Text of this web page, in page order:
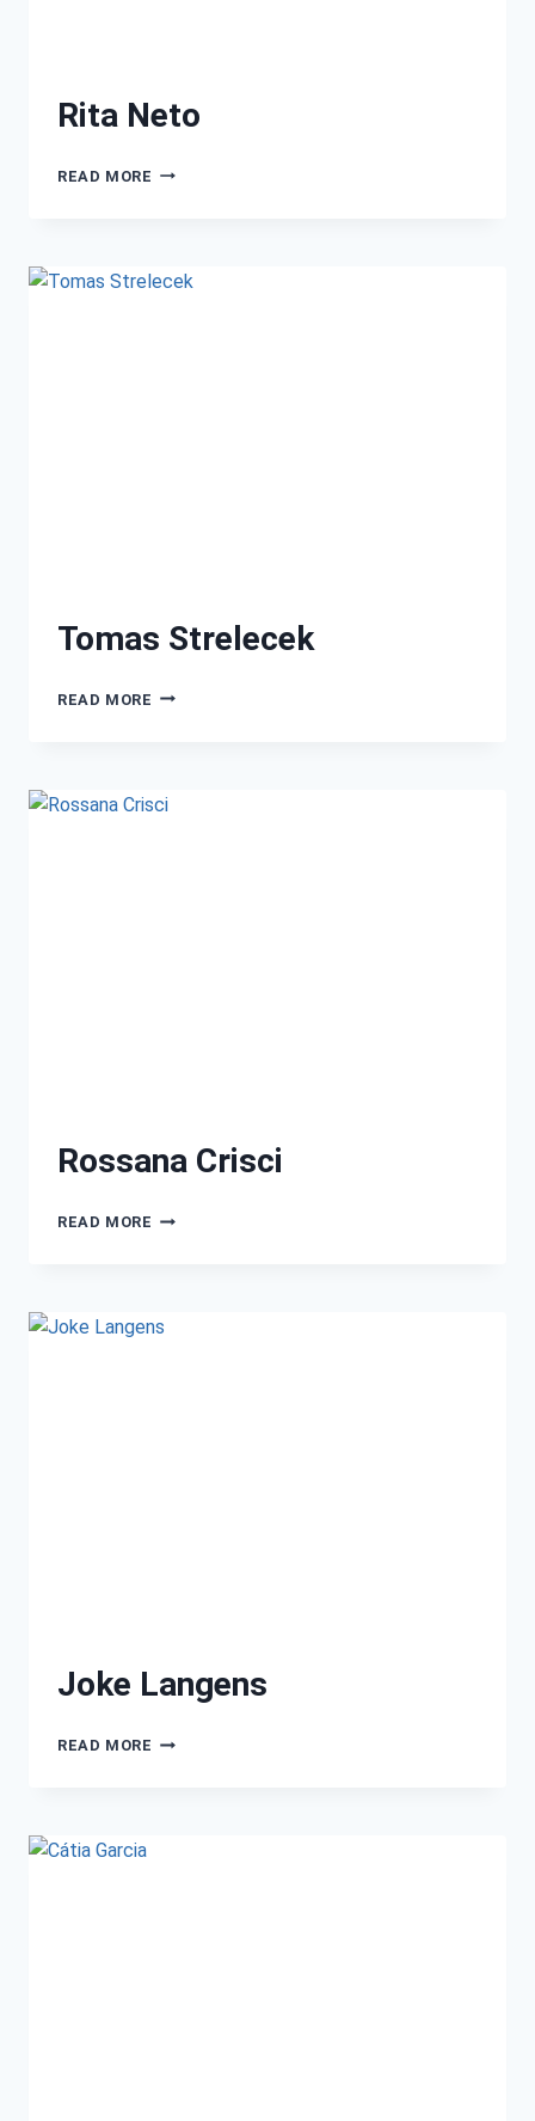
Rita Neto
READ MORE
Tomas Strelecek
READ MORE
Rossana Crisci
READ MORE
Joke Langens
READ MORE